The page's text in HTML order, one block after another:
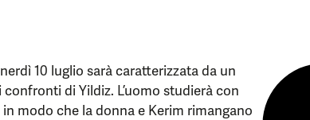
10 luglio sarà caratterizzata da un
di Yildiz. L’uomo studierà con
modo che la donna e Kerim rimangano